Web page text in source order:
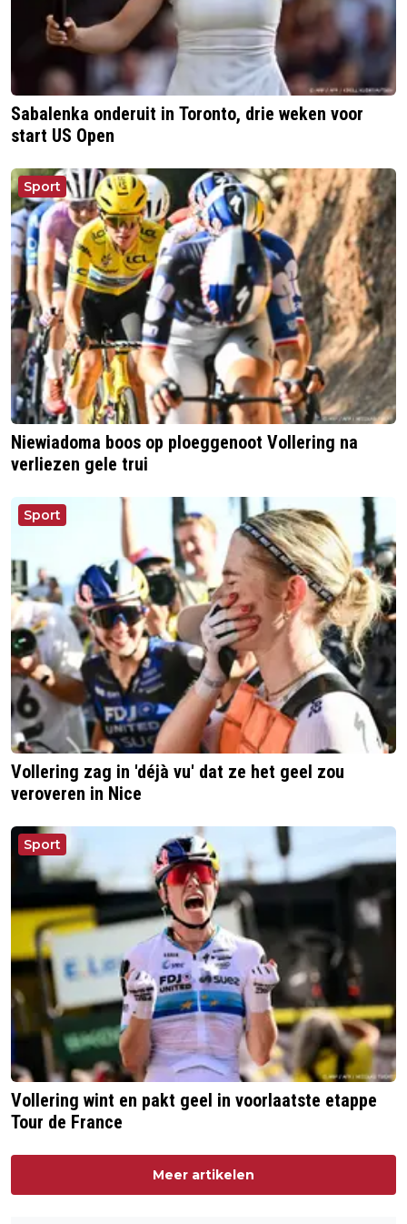
Sabalenka onderuit in Toronto, drie weken voor
start US Open
Sport
Niewiadoma boos op ploeggenoot Vollering na
verliezen gele trui
Sport
Vollering zag in 'déjà vu' dat ze het geel zou
veroveren in Nice
Sport
Vollering wint en pakt geel in voorlaatste etappe
Tour de France
Meer artikelen